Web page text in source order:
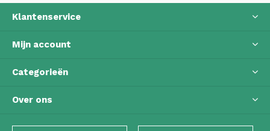
Klantenservice
Mijn account
Categorieën
Over ons